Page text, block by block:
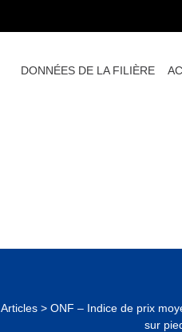
DONNÉES DE LA FILIÈRE
Articles> ONF – Indice de prix
sur